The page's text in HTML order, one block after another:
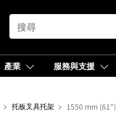
SEARCH
產業 服務與支援
托板叉具托架 1550 mm (61")